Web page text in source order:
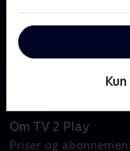
sidder ved
stykke selvvalgt
Om TV 2 Play
Priser og